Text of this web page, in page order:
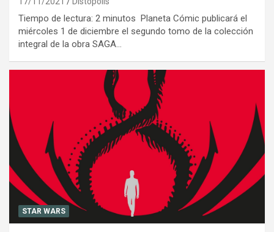
Tiempo de lectura: 2 minutos Planeta Cómic publicará el
miércoles 1 de diciembre el segundo tomo de la colección
integral de la obra SAGA…
STAR WARS